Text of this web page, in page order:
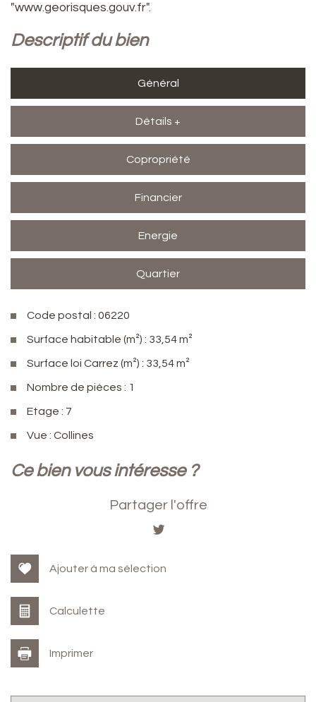
"www.georisques.gouv.fr".
descriptif du bien
Général
Détails +
Copropriété
Financier
Energie
Quartier
Code postal : 06220
Surface habitable (m²) : 33,54 m²
Surface loi Carrez (m²) : 33,54 m²
Nombre de pièces : 1
Etage : 7
Vue : Collines
la ville de golfe juan (06220)
ce bien vous intéresse ?
Partager l'offre
Ajouter à ma sélection
Calculette
Imprimer